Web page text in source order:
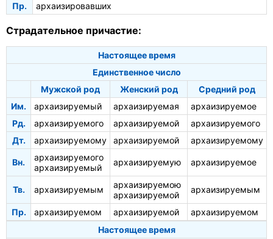
Пр.
архаизировавших
Страдательное причастие:
Настоящее время
Единственное число
Мужской род
Женский род
Средний род
Им.
архаизируемый архаизируемая
архаизируемое
Рд.
архаизируемого архаизируемой
архаизируемого
Дт.
архаизируемому архаизируемой архаизируемому
Вн.
архаизируемого
архаизируемый
архаизируемую архаизируемое
Тв. архаизируемым
архаизируемою
архаизируемой
архаизируемым
Пр. архаизируемом архаизируемой
архаизируемом
Настоящее время